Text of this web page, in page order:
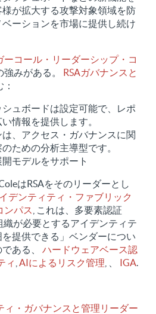
が拡大する攻撃対象領域を防
ーションを市場に提供し続け
ーコール・リーダーシップ・コ
みがある。 RSAガバナンスと
ュボードは設定可能で、レポ
情報を提供します。
、アクセス・ガバナンスに関
ための分析主導型です。
モデルをサポート
はRSAをそのリーダーとし
デンティティ・ファブリック
ンパス , これは、多要素認証
織が必要とするアイデンティテ
提供できる」ベンダーについ
ある、 ハードウェアベース認
ィ AIによるリスク管理 IGA.
ィ・ガバナンスと管理リーダー